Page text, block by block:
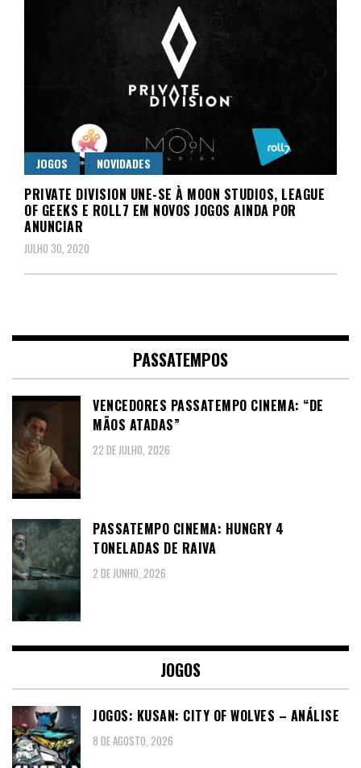
JOGOS NOVIDADES
PRIVATE DIVISION UNE-SE À MOON STUDIOS, LEAGUE
OF GEEKS E ROLL7 EM NOVOS JOGOS AINDA POR
ANUNCIAR
JULHO 30, 2020
PASSATEMPOS
VENCEDORES PASSATEMPO CINEMA: “DE
MÃOS ATADAS”
22 DE JULHO, 2026
PASSATEMPO CINEMA: HUNGRY 4
TONELADAS DE RAIVA
2 DE JUNHO, 2026
JOGOS
JOGOS: KUSAN: CITY OF WOLVES – ANÁLISE
8 DE AGOSTO, 2026